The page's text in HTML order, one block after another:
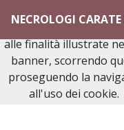
NECROLOGI
Questo sito o gli
avvalgono di cookie
alle finalità illustrate
banner, scorrendo
proseguendo la
all'uso dei cookie.